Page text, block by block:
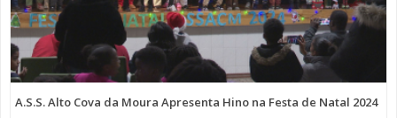
A.S.S. Alto Cova da Moura Apresenta Hino na Festa de Natal 2024